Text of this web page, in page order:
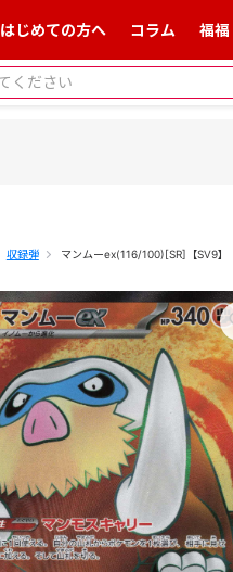
はじめての方へ コラム 福
収録弾 マンムーex(116/100)[SR]【SV9】